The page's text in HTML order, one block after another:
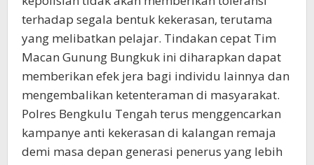
terhadap segala bentuk kekerasan, terutama
yang melibatkan pelajar. Tindakan cepat Tim
Macan Gunung Bungkuk ini diharapkan dapat
memberikan efek jera bagi individu lainnya dan
mengembalikan ketenteraman di masyarakat.
Polres Bengkulu Tengah terus menggencarkan
kampanye anti kekerasan di kalangan remaja
demi masa depan generasi penerus yang lebih